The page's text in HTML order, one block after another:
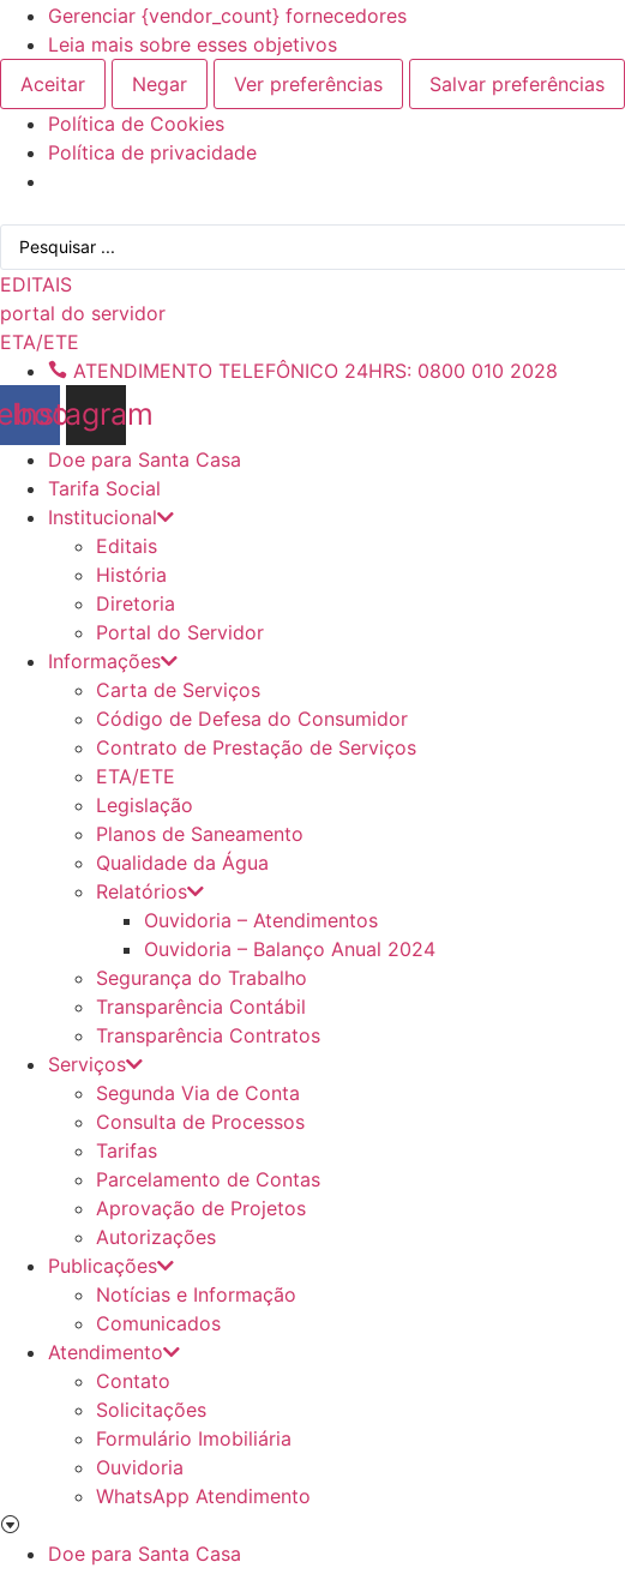
Gerenciar {vendor_count} fornecedores
Leia mais sobre esses objetivos
Aceitar
Negar Ver preferências Salvar preferências
Política de Cookies
Política de privacidade
para
o
conteúdo
Pesquisar
EDITAIS
portal do servidor
ETA/ETE
ATENDIMENTO TELEFÔNICO 24HRS: 0800 010 2028
Instagram
Doe para Santa Casa
Tarifa Social
Institucional
Editais
História
Diretoria
Portal do Servidor
Informações
Carta de Serviços
Código de Defesa do Consumidor
Contrato de Prestação de Serviços
ETA/ETE
Legislação
Planos de Saneamento
Qualidade da Água
Relatórios
Ouvidoria – Atendimentos
Ouvidoria – Balanço Anual 2024
Segurança do Trabalho
Transparência Contábil
Transparência Contratos
Serviços
Segunda Via de Conta
Consulta de Processos
Tarifas
Parcelamento de Contas
Aprovação de Projetos
Autorizações
Publicações
Notícias e Informação
Comunicados
Atendimento
Contato
Solicitações
Formulário Imobiliária
Ouvidoria
WhatsApp Atendimento
Doe para Santa Casa